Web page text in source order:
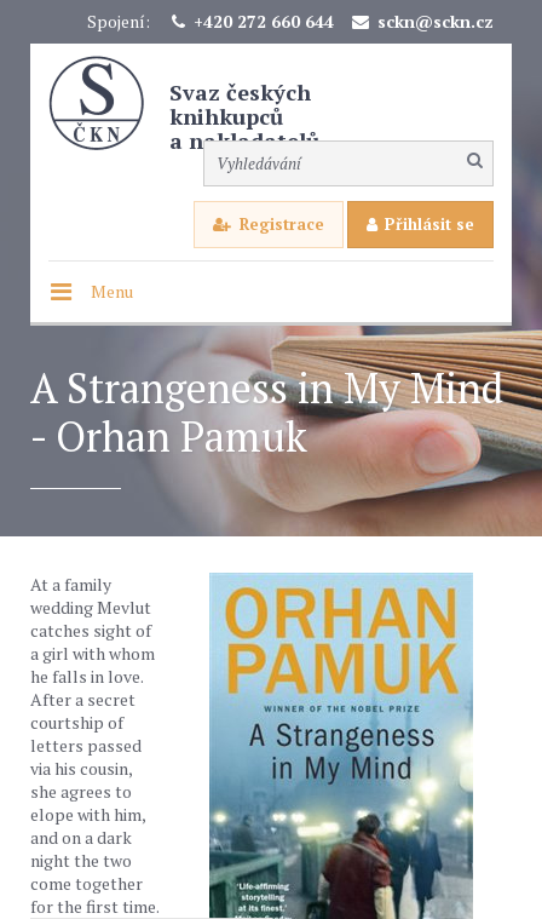
Spojení: +420 272 660 644 sckn@sckn.cz
Svaz českých
knihkupců
a nakladatelů
Registrace Přihlásit se
Menu
A Strangeness in My Mind
- Orhan Pamuk
At a family
wedding Mevlut
catches sight of
a girl with whom
he falls in love.
After a secret
courtship of
letters passed
via his cousin,
she agrees to
elope with him,
and on a dark
night the two
come together
for the first time.